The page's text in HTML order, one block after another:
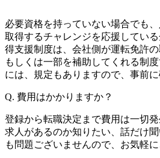
必要資格を持っていない場合でも
取得するチャレンジを応援してい
得支援制度は、会社側が運転免許
もしくは一部を補助してくれる制
には、規定もありますので、事前
Q. 費用はかかりますか？
登録から転職決定まで費用は一切
求人があるのか知りたい、話だけ
も問題ございませんので、お気軽に